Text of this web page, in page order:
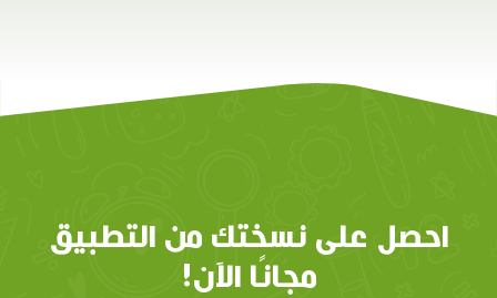
احصل على نسختك من التطبيق
مجانًا الآن!